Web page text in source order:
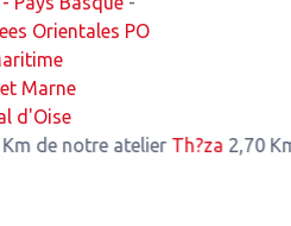
Orientales PO
Marne
d'Oise
atelierTh?za2,70 Km de